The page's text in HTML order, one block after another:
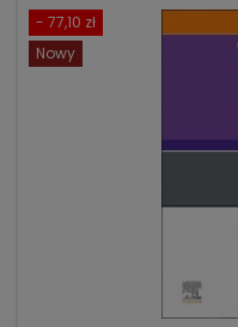
- 77,10 zł
Nowy